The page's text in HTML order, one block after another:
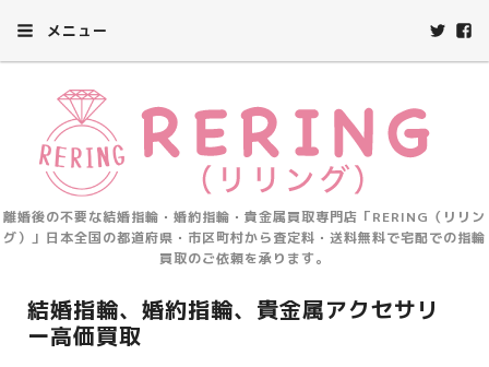
メニュー
離婚後の不要な結婚指輪・婚約指輪・貴金属買取専門店「RERING（リリン
グ）」日本全国の都道府県・市区町村から査定料・送料無料で宅配での指輪
買取のご依頼を承ります。
結婚指輪、婚約指輪、貴金属アクセサリ
ー高価買取